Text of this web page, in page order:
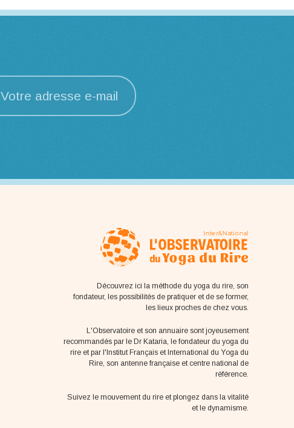
Votre adresse e-mail
Découvrez ici la méthode du yoga du rire, son
fondateur, les possibilités de pratiquer et de se former,
les lieux proches de chez vous.
L'Observatoire et son annuaire sont joyeusement
recommandés par le Dr Kataria, le fondateur du yoga du
rire et par l'Institut Français et International du Yoga du
Rire, son antenne française et centre national de
référence.
Suivez le mouvement du rire et plongez dans la vitalité
et le dynamisme.